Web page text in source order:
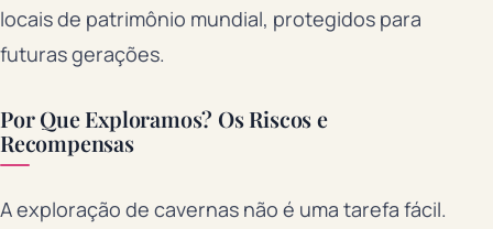
locais de patrimônio mundial, protegidos para
futuras gerações.
Por Que Exploramos? Os Riscos e
Recompensas
A exploração de cavernas não é uma tarefa fácil.